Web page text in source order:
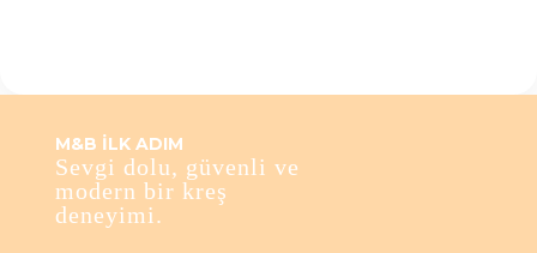
M&B İLK ADIM
Sevgi dolu, güvenli ve
modern bir kreş
deneyimi.